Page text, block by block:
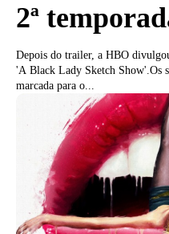
2ª
Depois do trailer, a HBO
'A Black Lady Sketch Show'.Os
marcada para o...